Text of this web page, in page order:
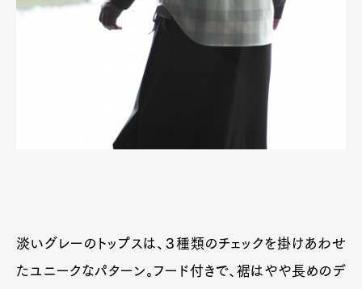
淡いグレーのトップスは、３種類のチェックを掛けあわせ
たユニークなパターン。フード付きで、裾はやや長めのデ